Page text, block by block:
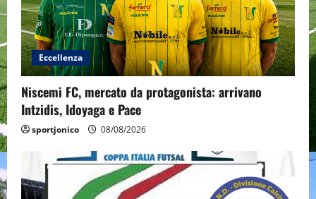
Eccellenza
Niscemi FC, mercato da protagonista: arrivano
Intzidis, Idoyaga e Pace
sportjonico 08/08/2026